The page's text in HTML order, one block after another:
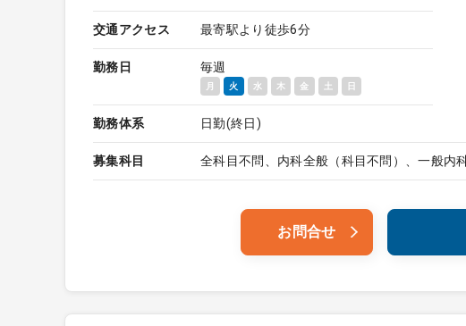
交通アクセス 最寄駅より徒歩6分
勤務日 毎週
月 火 水 木 金 土 日
勤務体系 日勤(終日)
募集科目 全科目不問、内科全般（科目不問）、一般内
お問合せ